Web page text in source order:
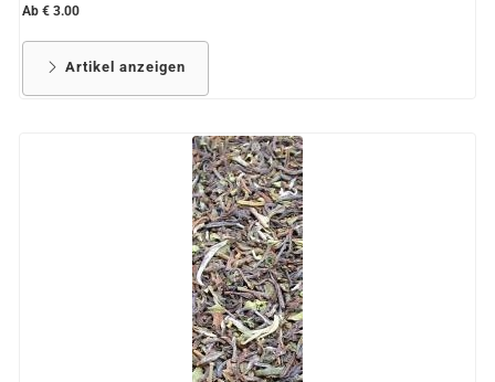
Ab € 3.00
Artikel anzeigen